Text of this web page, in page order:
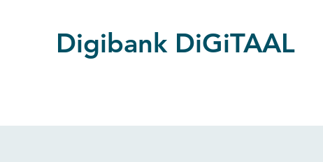
Digibank DiGiTAAL